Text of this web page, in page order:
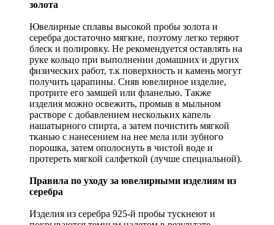
золота
Ювелирные сплавы высокой пробы золота и
серебра достаточно мягкие, поэтому легко теряют
блеск и полировку. Не рекомендуется оставлять на
руке кольцо при выполнении домашних и других
физических работ, т.к поверхность и камень могут
получить царапины. Сняв ювелирное изделие,
протрите его замшей или фланелью. Также
изделия можно освежить, промыв в мыльном
растворе с добавлением нескольких капель
нашатырного спирта, а затем почистить мягкой
тканью с нанесением на нее мела или зубного
порошка, затем ополоснуть в чистой воде и
протереть мягкой салфеткой (лучше специальной).
Правила по уходу за ювелирными изделиям из
серебра
Изделия из серебра 925-й пробы тускнеют и